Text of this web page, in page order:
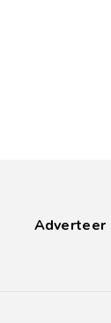
Adverteer